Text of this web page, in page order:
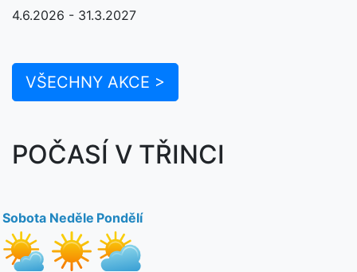
4.6.2026 - 31.3.2027
VŠECHNY AKCE >
POČASÍ V TŘINCI
Sobota Neděle Pondělí